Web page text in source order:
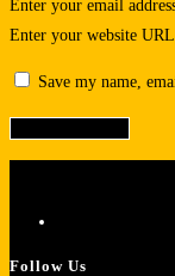
Enter your email
Enter your website
Save my name,
Follow Us